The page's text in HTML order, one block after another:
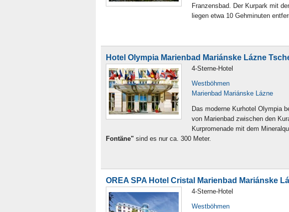
Franzensbad. Der Kurpark mit
liegen etwa 10 Gehminuten
Hotel Olympia Marienbad Mariánske Lázne
4-Sterne-Hotel
Westböhmen
Marienbad Mariánske Lázne
Das moderne Kurhotel Olympia
von Marienbad zwischen den
Kurpromenade mit dem
Fontäne" sind es nur ca. 300 Meter.
OREA SPA Hotel Cristal Marienbad Mariánske
4-Sterne-Hotel
Westböhmen